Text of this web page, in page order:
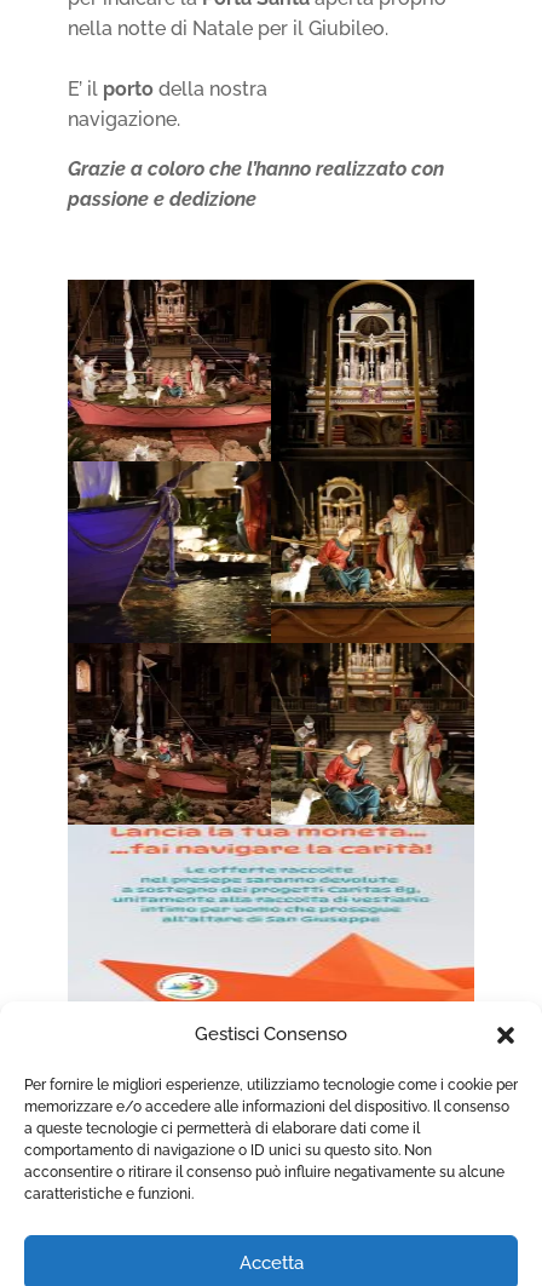
Gestisci Consenso
Per fornire le migliori esperienze, utilizziamo tecnologie come i cookie per
memorizzare e/o accedere alle informazioni del dispositivo. Il consenso
a queste tecnologie ci permetterà di elaborare dati come il
comportamento di navigazione o ID unici su questo sito. Non
acconsentire o ritirare il consenso può influire negativamente su alcune
caratteristiche e funzioni.
Accetta
nella notte di Natale per il Giubileo.
E’ il porto della nostra
navigazione.
Grazie a coloro che l’hanno realizzato con
passione e dedizione